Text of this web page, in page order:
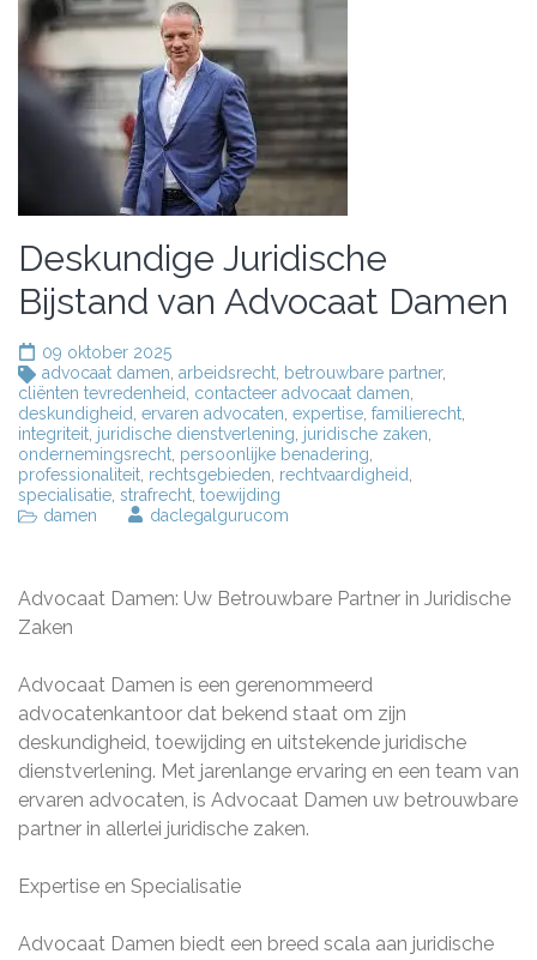
Deskundige Juridische
Bijstand van Advocaat Damen
09 oktober 2025
advocaat damen arbeidsrecht betrouwbare partner,
cliënten tevredenheid
contacteer advocaat damen
deskundigheid ervaren advocaten expertise familierecht
integriteit juridische dienstverlening juridische zaken
ondernemingsrecht persoonlijke benadering
professionaliteit rechtsgebieden rechtvaardigheid
specialisatie strafrecht toewijding
damen
daclegalgurucom
Advocaat Damen: Uw Betrouwbare Partner in Juridische
Zaken
Advocaat Damen is een gerenommeerd
advocatenkantoor dat bekend staat om zijn
deskundigheid, toewijding en uitstekende juridische
dienstverlening. Met jarenlange ervaring en een team van
ervaren advocaten, is Advocaat Damen uw betrouwbare
partner in allerlei juridische zaken.
Expertise en Specialisatie
Advocaat Damen biedt een breed scala aan juridische